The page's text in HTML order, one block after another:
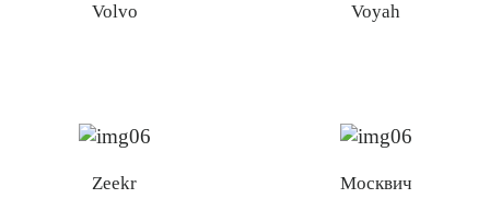
Volvo Voyah
Zeekr Москвич